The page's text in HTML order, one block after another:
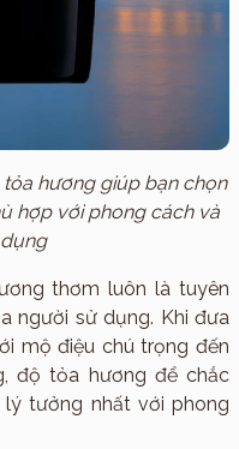
hương giúp bạn chọn
hợp với phong cách và
thơm luôn là tuyên
người sử dụng. Khi đưa
mộ điệu chú trọng đến
độ tỏa hương để chắc
tưởng nhất với phong